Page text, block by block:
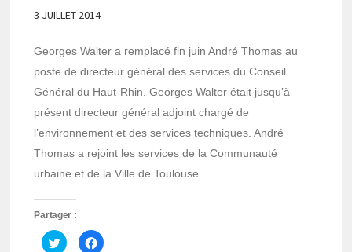
3 JUILLET 2014
Georges Walter a remplacé fin juin André Thomas au
poste de directeur général des services du Conseil
Général du Haut-Rhin. Georges Walter était jusqu’à
présent directeur général adjoint chargé de
l’environnement et des services techniques. André
Thomas a rejoint les services de la Communauté
urbaine et de la Ville de Toulouse.
Partager :
Cliquez
pour
Cliquez
pour